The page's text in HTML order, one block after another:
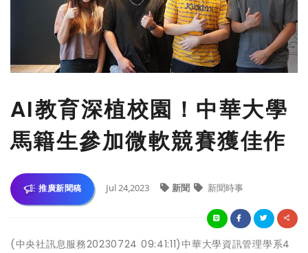
AI教育深植校園！中華大學
馬籍生參加微軟競賽獲佳作
推廣新聞稿 Jul 24,2023 新聞 新聞時事
(中央社訊息服務20230724 09:41:11)中華大學資訊管理學系4